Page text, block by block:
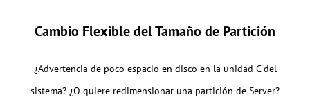
Cambio Flexible del Tamaño de Partición
¿Advertencia de poco espacio en disco en la unidad C del
sistema? ¿O quiere redimensionar una partición de Server?